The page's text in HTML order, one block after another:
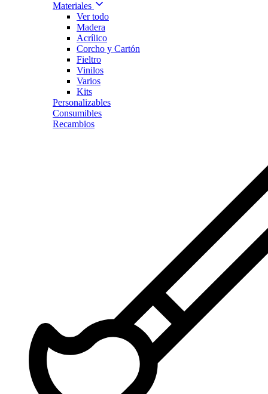
Materiales
Ver todo
Madera
Acrílico
Corcho y Cartón
Fieltro
Vinilos
Varios
Kits
Personalizables
Consumibles
Recambios